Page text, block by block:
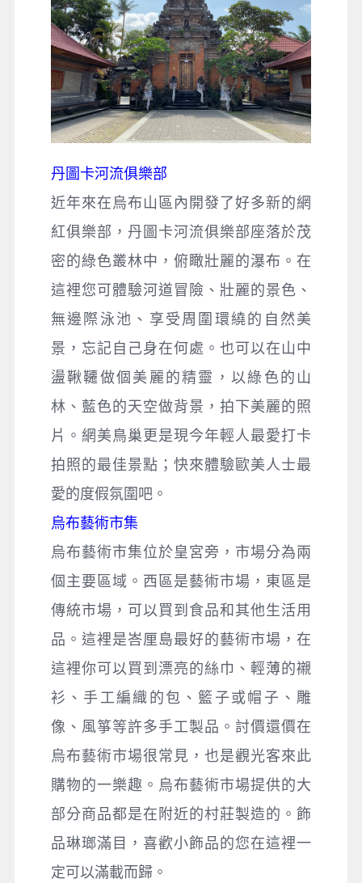
丹圖卡河流俱樂部
近年來在烏布山區內開發了好多新的網
紅俱樂部，丹圖卡河流俱樂部座落於茂
密的綠色叢林中，俯瞰壯麗的瀑布。在
這裡您可體驗河道冒險、壯麗的景色、
無邊際泳池、享受周圍環繞的自然美
景，忘記自己身在何處。也可以在山中
盪鞦韆做個美麗的精靈，以綠色的山
林、藍色的天空做背景，拍下美麗的照
片。網美鳥巢更是現今年輕人最愛打卡
拍照的最佳景點；快來體驗歐美人士最
愛的度假氛圍吧。
烏布藝術市集
烏布藝術市集位於皇宮旁，市場分為兩
個主要區域。西區是藝術市場，東區是
傳統市場，可以買到食品和其他生活用
品。這裡是峇厘島最好的藝術市場，在
這裡你可以買到漂亮的絲巾、輕薄的襯
衫、手工編織的包、籃子或帽子、雕
像、風箏等許多手工製品。討價還價在
烏布藝術市場很常見，也是觀光客來此
購物的一樂趣。烏布藝術市場提供的大
部分商品都是在附近的村莊製造的。飾
品琳瑯滿目，喜歡小飾品的您在這裡一
定可以滿載而歸。